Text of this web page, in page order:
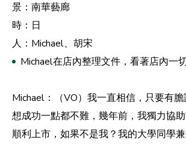
景：南華藝廊
時：日
人：Michael、胡宋
Michael在店內整理文件，看著店內一
Michael：（VO）我一直相信，只要有膽
想成功一點都不難，幾年前，我獨力協
順利上市，如果不是我？我的大學同學